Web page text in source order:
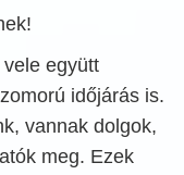
együtt
időjárás is.
vannak dolgok,
meg. Ezek